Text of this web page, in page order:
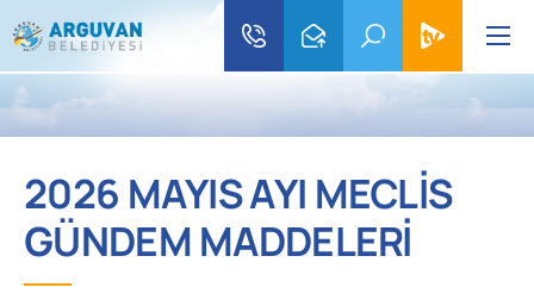
2026 MAYIS AYI MECLİS
GÜNDEM MADDELERİ